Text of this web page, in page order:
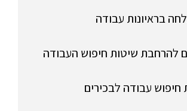
בראיונות עבודה
להרחבת שיטות חיפוש העבודה
עבודה לבכירים